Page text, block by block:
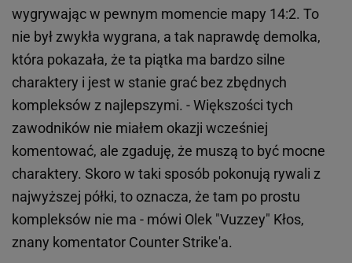
wygrywając w pewnym momencie mapy 14:2. To
nie był zwykła wygrana, a tak naprawdę demolka,
która pokazała, że ta piątka ma bardzo silne
charaktery i jest w stanie grać bez zbędnych
kompleksów z najlepszymi. - Większości tych
zawodników nie miałem okazji wcześniej
komentować, ale zgaduję, że muszą to być mocne
charaktery. Skoro w taki sposób pokonują rywali z
najwyższej półki, to oznacza, że tam po prostu
kompleksów nie ma - mówi Olek "Vuzzey" Kłos,
znany komentator Counter Strike'a.